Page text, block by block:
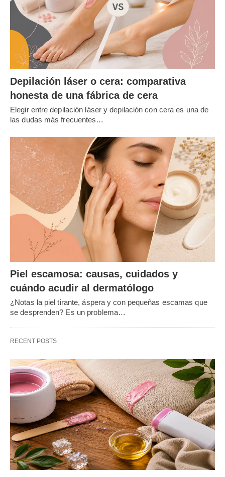
Depilación láser o cera: comparativa
honesta de una fábrica de cera
Elegir entre depilación láser y depilación con cera es una de
las dudas más frecuentes…
Piel escamosa: causas, cuidados y
cuándo acudir al dermatólogo
¿Notas la piel tirante, áspera y con pequeñas escamas que
se desprenden? Es un problema…
RECENT POSTS